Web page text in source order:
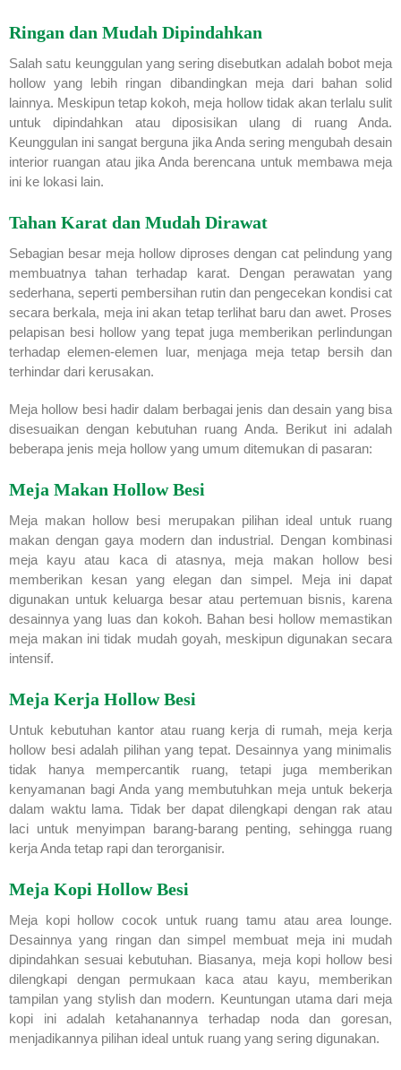
Ringan dan Mudah Dipindahkan
Salah satu keunggulan yang sering disebutkan adalah bobot meja
hollow yang lebih ringan dibandingkan meja dari bahan solid
lainnya. Meskipun tetap kokoh, meja hollow tidak akan terlalu sulit
untuk dipindahkan atau diposisikan ulang di ruang Anda.
Keunggulan ini sangat berguna jika Anda sering mengubah desain
interior ruangan atau jika Anda berencana untuk membawa meja
ini ke lokasi lain.
Tahan Karat dan Mudah Dirawat
Sebagian besar meja hollow diproses dengan cat pelindung yang
membuatnya tahan terhadap karat. Dengan perawatan yang
sederhana, seperti pembersihan rutin dan pengecekan kondisi cat
secara berkala, meja ini akan tetap terlihat baru dan awet. Proses
pelapisan besi hollow yang tepat juga memberikan perlindungan
terhadap elemen-elemen luar, menjaga meja tetap bersih dan
terhindar dari kerusakan.
Meja hollow besi hadir dalam berbagai jenis dan desain yang bisa
disesuaikan dengan kebutuhan ruang Anda. Berikut ini adalah
beberapa jenis meja hollow yang umum ditemukan di pasaran:
Meja Makan Hollow Besi
Meja makan hollow besi merupakan pilihan ideal untuk ruang
makan dengan gaya modern dan industrial. Dengan kombinasi
meja kayu atau kaca di atasnya, meja makan hollow besi
memberikan kesan yang elegan dan simpel. Meja ini dapat
digunakan untuk keluarga besar atau pertemuan bisnis, karena
desainnya yang luas dan kokoh. Bahan besi hollow memastikan
meja makan ini tidak mudah goyah, meskipun digunakan secara
intensif.
Meja Kerja Hollow Besi
Untuk kebutuhan kantor atau ruang kerja di rumah, meja kerja
hollow besi adalah pilihan yang tepat. Desainnya yang minimalis
tidak hanya mempercantik ruang, tetapi juga memberikan
kenyamanan bagi Anda yang membutuhkan meja untuk bekerja
dalam waktu lama. Tidak ber dapat dilengkapi dengan rak atau
laci untuk menyimpan barang-barang penting, sehingga ruang
kerja Anda tetap rapi dan terorganisir.
Meja Kopi Hollow Besi
Meja kopi hollow cocok untuk ruang tamu atau area lounge.
Desainnya yang ringan dan simpel membuat meja ini mudah
dipindahkan sesuai kebutuhan. Biasanya, meja kopi hollow besi
dilengkapi dengan permukaan kaca atau kayu, memberikan
tampilan yang stylish dan modern. Keuntungan utama dari meja
kopi ini adalah ketahanannya terhadap noda dan goresan,
menjadikannya pilihan ideal untuk ruang yang sering digunakan.